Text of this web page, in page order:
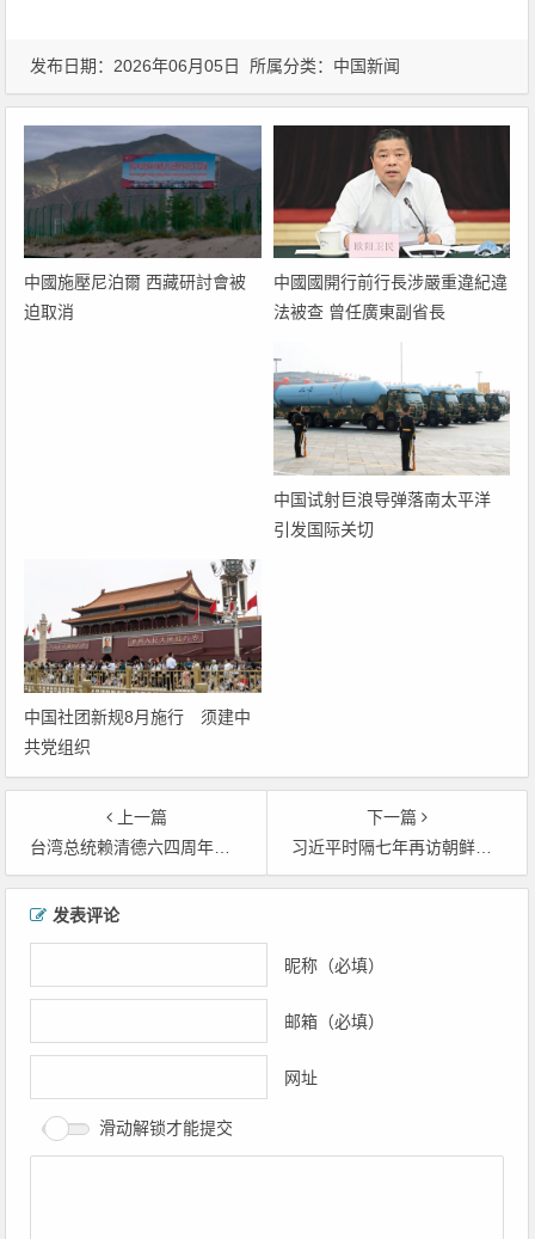
发布日期：2026年06月05日 所属分类： 中国新闻
中國施壓尼泊爾 西藏研討會被
迫取消
中國國開行前行長涉嚴重違紀違
法被查 曾任廣東副省長
中国试射巨浪导弹落南太平洋
引发国际关切
中国社团新规8月施行 须建中
共党组织
上一篇
台湾总统赖清德六四周年撰文呼吁北京正视历史并承认真相
下一篇
习近平时隔七年再访朝鲜：要加强战略沟通和协调配合
文章导航
发表评论
昵称（必填）
邮箱（必填）
网址
滑动解锁才能提交